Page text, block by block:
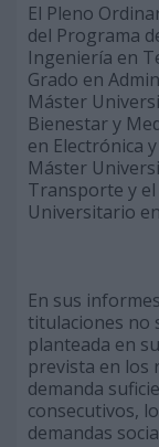
El Pleno
del Programa
Ingeniería en
Grado en
Máster
Bienestar y
en Electrónica
Máster
Transporte y
Universitario
En sus
titulaciones no
planteada en
prevista en los
demanda
consecutivos,
demandas